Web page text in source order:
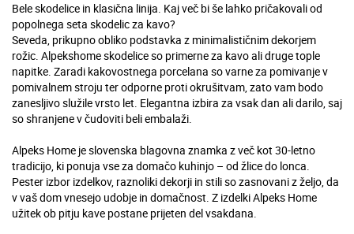
Bele skodelice in klasična linija. Kaj več bi še lahko pričakovali od
popolnega seta skodelic za kavo?
Seveda, prikupno obliko podstavka z minimalističnim dekorjem
rožic. Alpekshome skodelice so primerne za kavo ali druge tople
napitke. Zaradi kakovostnega porcelana so varne za pomivanje v
pomivalnem stroju ter odporne proti okrušitvam, zato vam bodo
zanesljivo služile vrsto let. Elegantna izbira za vsak dan ali darilo, saj
so shranjene v čudoviti beli embalaži.
Alpeks Home je slovenska blagovna znamka z več kot 30-letno
tradicijo, ki ponuja vse za domačo kuhinjo – od žlice do lonca.
Pester izbor izdelkov, raznoliki dekorji in stili so zasnovani z željo, da
v vaš dom vnesejo udobje in domačnost. Z izdelki Alpeks Home
užitek ob pitju kave postane prijeten del vsakdana.